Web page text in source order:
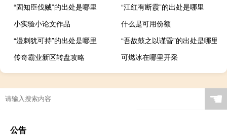
“固知臣伐贼”的出处是哪里
“江红有断霞”的出处是哪里
小实验小论文作品
什么是可用份额
“漫刺犹可持”的出处是哪里
“吾故鼓之以谨昏”的出处是哪里
传奇霸业新区转盘攻略
可燃冰在哪里开采
☚
公告